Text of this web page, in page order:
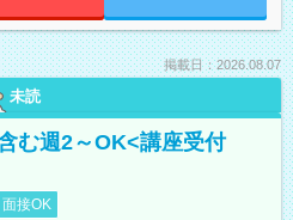
掲載日：2026.08.07
未読
む週2～OK<講座受付
接OK